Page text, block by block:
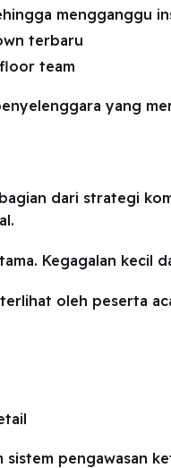
mengganggu
terbaru
team
yang
dari strategi
Kegagalan kecil
oleh peserta
pengawasan